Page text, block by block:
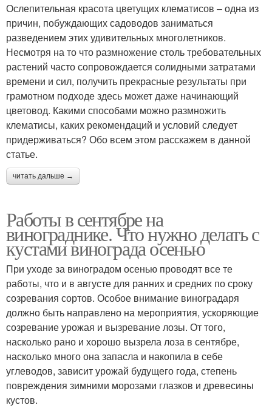
Ослепительная красота цветущих клематисов – одна из
причин, побуждающих садоводов заниматься
разведением этих удивительных многолетников.
Несмотря на то что размножение столь требовательных
растений часто сопровождается солидными затратами
времени и сил, получить прекрасные результаты при
грамотном подходе здесь может даже начинающий
цветовод. Какими способами можно размножить
клематисы, каких рекомендаций и условий следует
придерживаться? Обо всем этом расскажем в данной
статье.
читать дальше →
Работы в сентябре на
винограднике. Что нужно делать с
кустами винограда осенью
При уходе за виноградом осенью проводят все те
работы, что и в августе для ранних и средних по сроку
созревания сортов. Особое внимание виноградаря
должно быть направлено на мероприятия, ускоряющие
созревание урожая и вызревание лозы. От того,
насколько рано и хорошо вызрела лоза в сентябре,
насколько много она запасла и накопила в себе
углеводов, зависит урожай будущего года, степень
повреждения зимними морозами глазков и древесины
кустов.